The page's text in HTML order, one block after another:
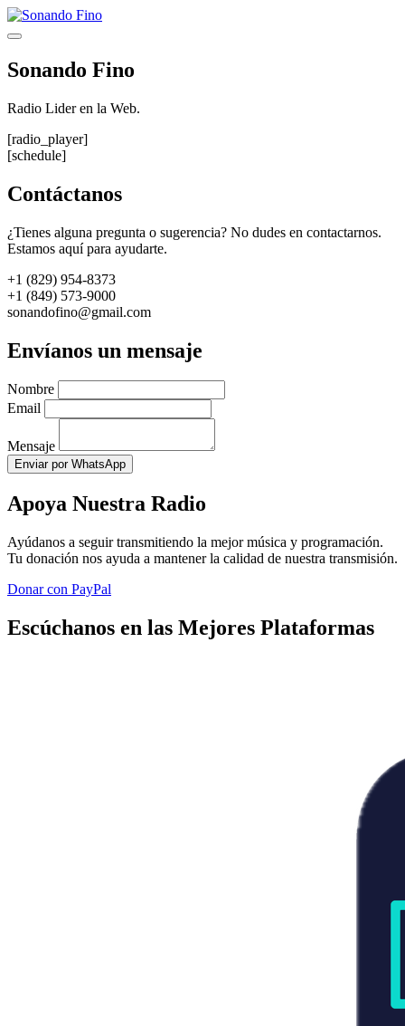
Saltar
al
Menú
Sonando Fino
Radio Lider en la Web.
[radio_player]
[schedule]
Contáctanos
¿Tienes alguna pregunta o sugerencia? No dudes en contactarnos.
Estamos aquí para ayudarte.
+1 (829) 954-8373
+1 (849) 573-9000
sonandofino@gmail.com
Envíanos un mensaje
Nombre
Email
Mensaje
Enviar por WhatsApp
Apoya Nuestra Radio
Ayúdanos a seguir transmitiendo la mejor música y programación.
Tu donación nos ayuda a mantener la calidad de nuestra transmisión.
Donar con PayPal
Escúchanos en las Mejores Plataformas